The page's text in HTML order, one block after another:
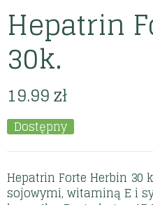
Hepatrin
30k.
19.99zł
Dostępny
Hepatrin Forte Herbin 30
sojowymi, witaminą E i